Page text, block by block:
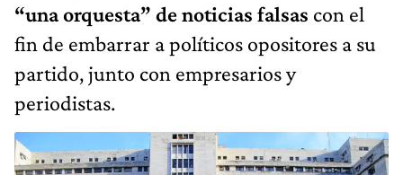
“una orquesta” de noticias falsas con el
fin de embarrar a políticos opositores a su
partido, junto con empresarios y
periodistas.